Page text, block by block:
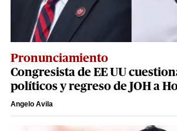
Pronunciamiento
Congresista de EE UU
políticos y regreso de JOH a
Angelo Avila